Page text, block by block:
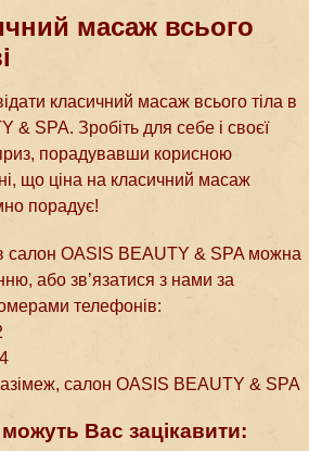
масаж всього
класичний масаж всього тіла в
& SPA. Зробіть для себе і своєї
порадувавши корисною
що ціна на класичний масаж
порадує!
салон OASIS BEAUTY & SPA можна
або зв’язатися з нами за
телефонів:
салон OASIS BEAUTY & SPA
можуть Вас зацікавити: